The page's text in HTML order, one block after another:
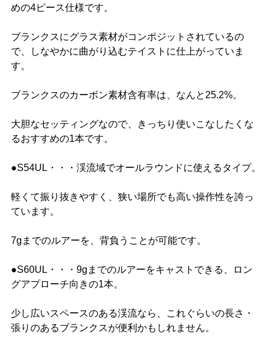
めの4ピース仕様です。
ブランクスにグラス素材がコンポジットされているの
で、しなやかに曲がり込むテイストに仕上がっていま
す。
ブランクスのカーボン素材含有率は、なんと25.2%。
大胆なセッティングなので、きっちり使いこなしたくな
るおすすめの1本です。
●S54UL・・・渓流域でオールラウンドに使えるタイプ。
軽くて振り抜きやすく、狭い場所でも高い操作性を誇っ
ています。
7gまでのルアーを、背負うことが可能です。
●S60UL・・・9gまでのルアーをキャストできる、ロン
グアプローチ向きの1本。
少し広いスペースのある渓流なら、これぐらいの長さ・
張りのあるブランクスが便利かもしれません。